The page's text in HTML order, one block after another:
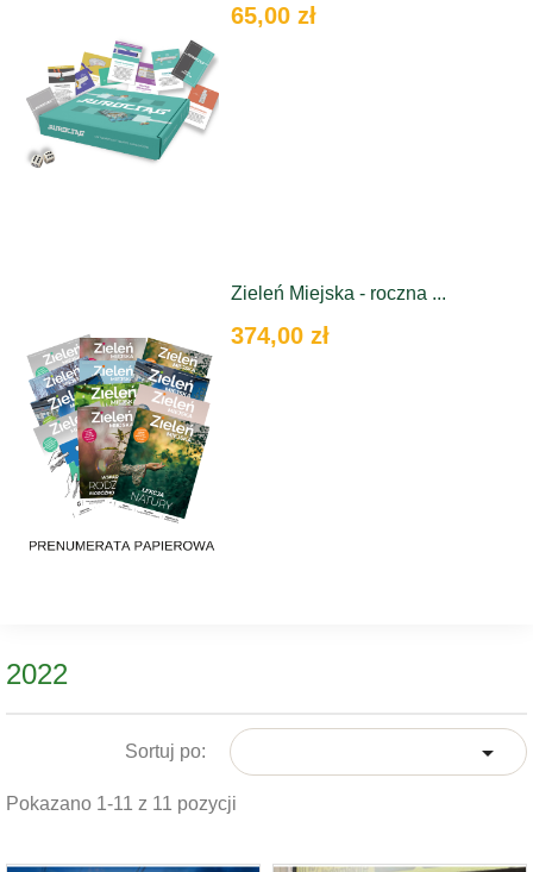
65,00 zł
Zieleń Miejska - roczna ...
374,00 zł
2022
Sortuj po: 
Pokazano 1-11 z 11 pozycji